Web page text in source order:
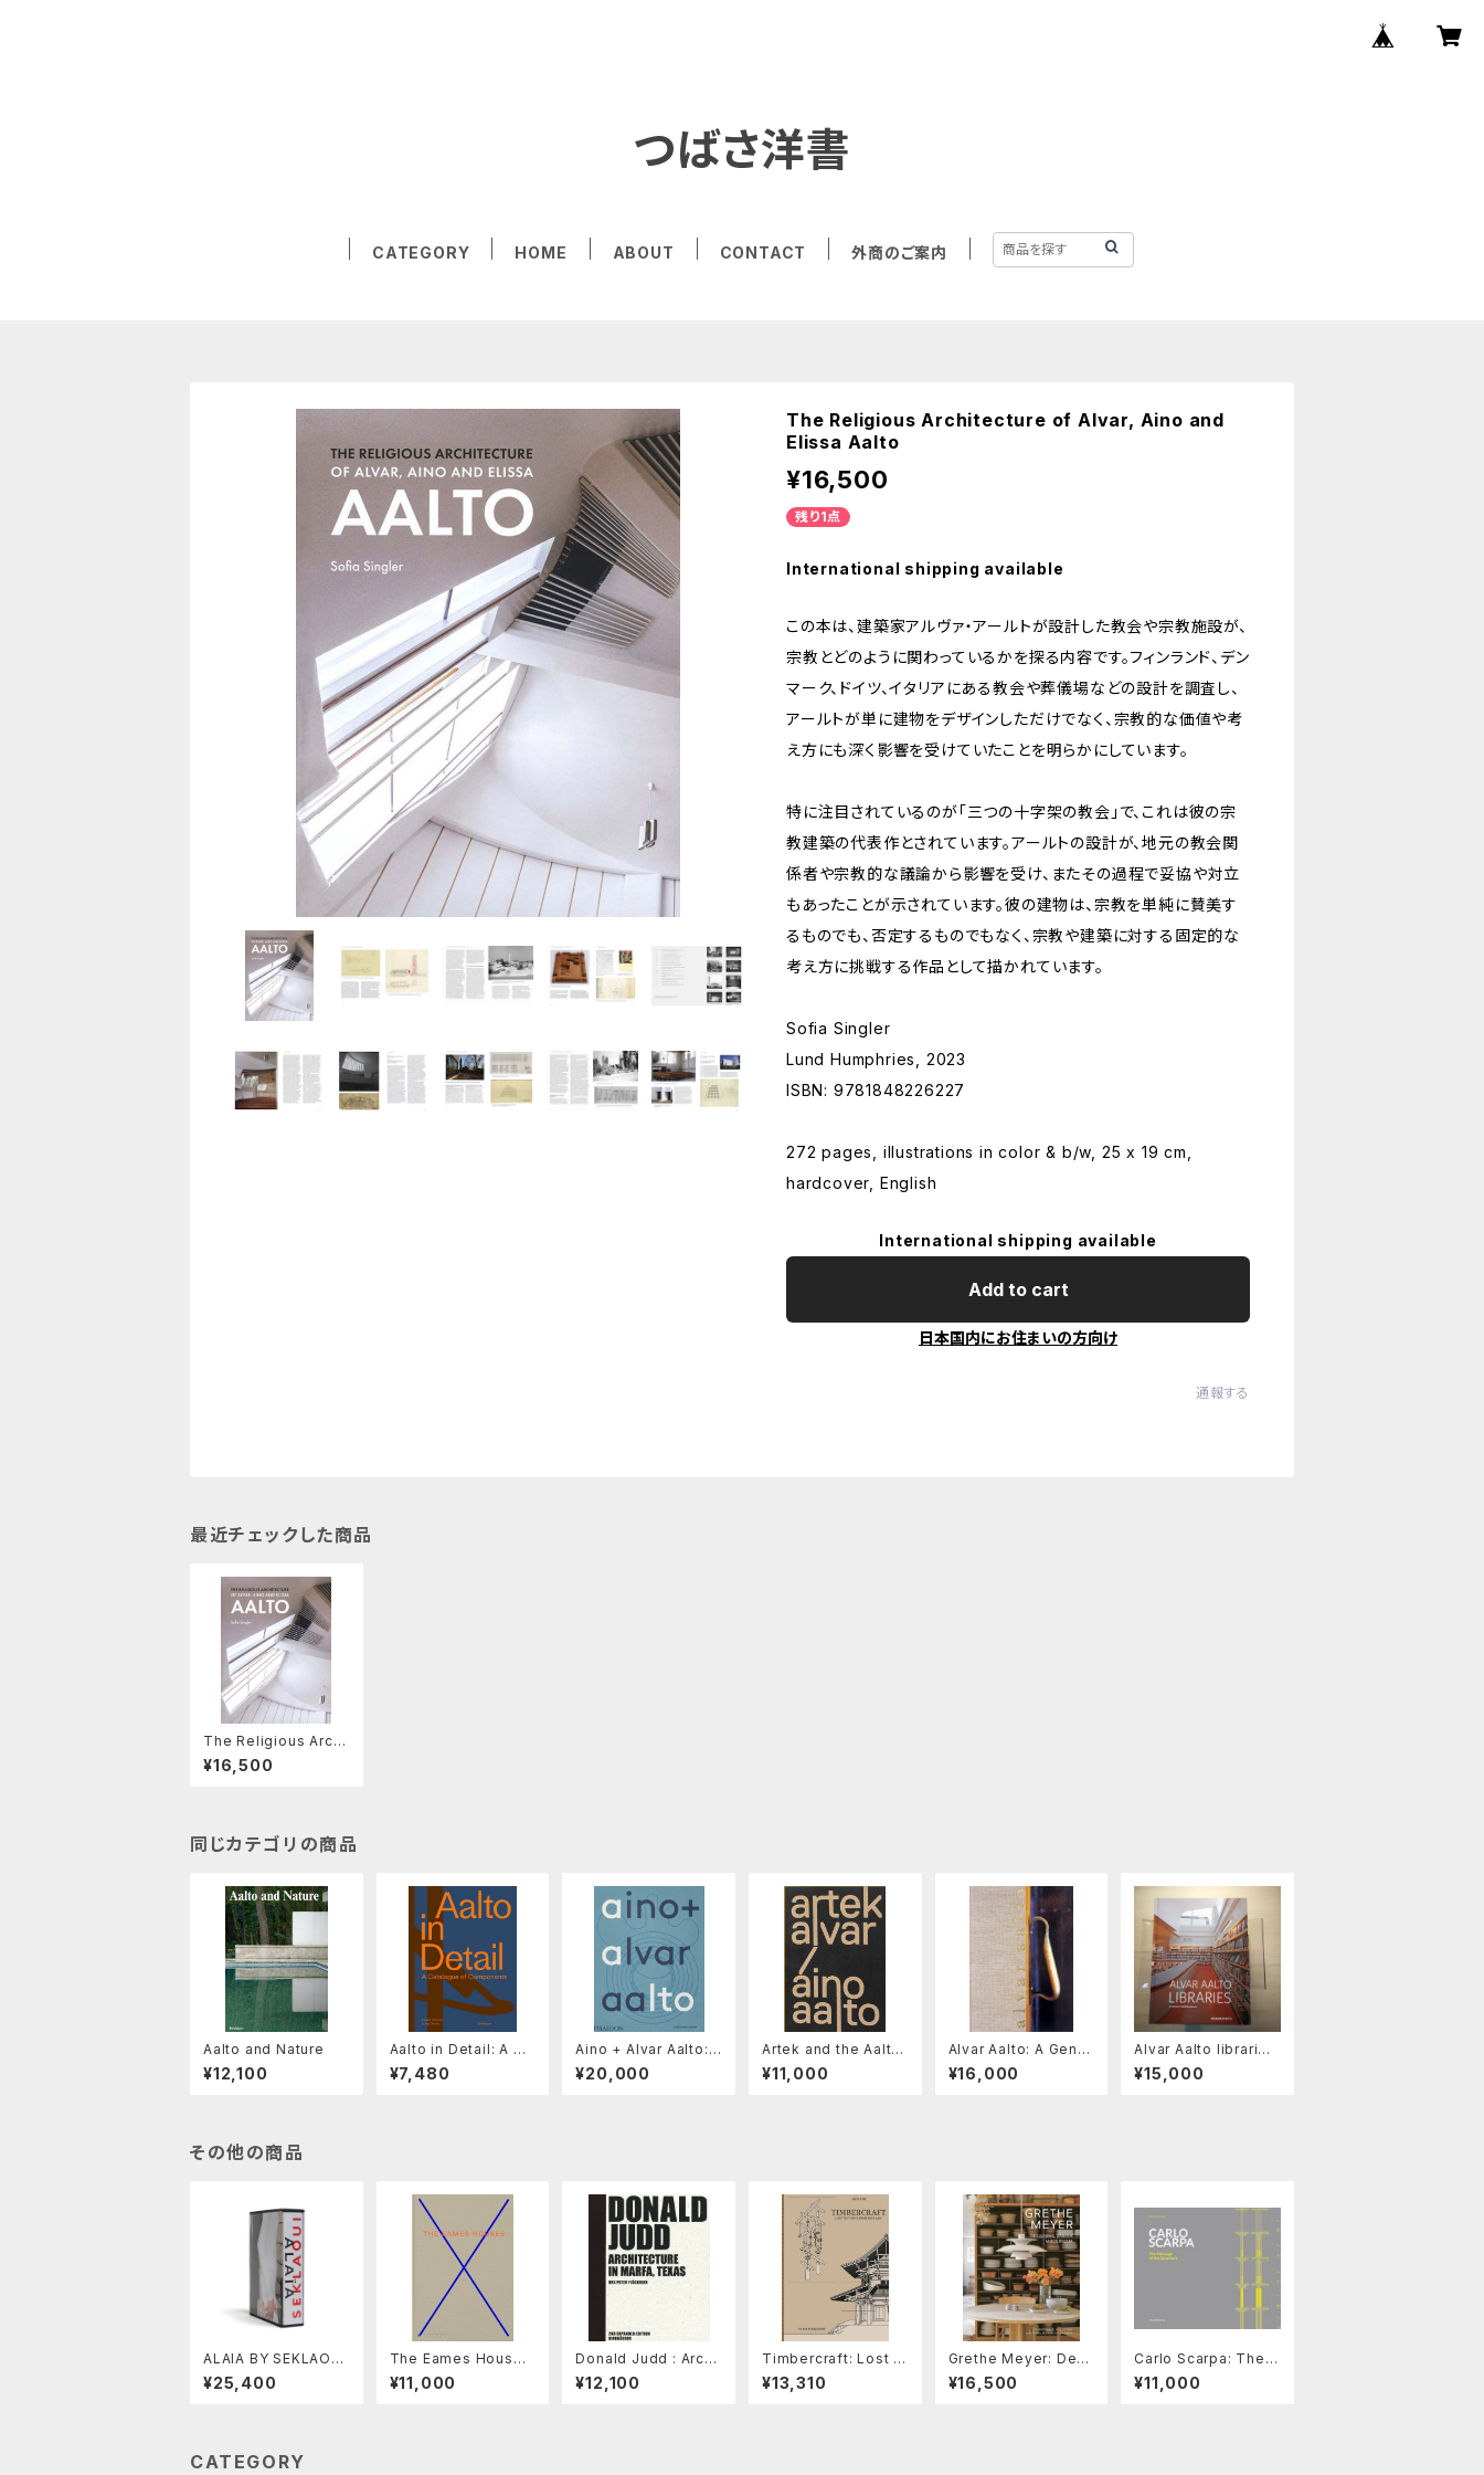
つばさ洋書
CATEGORY HOME ABOUT CONTACT 外商のご案内
The Religious Architecture of Alvar, Aino and
Elissa Aalto
¥16,500
残り1点
International shipping available
この本は、建築家アルヴァ・アールトが設計した教会や宗教施設が、
宗教とどのように関わっているかを探る内容です。フィンランド、デン
マーク、ドイツ、イタリアにある教会や葬儀場などの設計を調査し、
アールトが単に建物をデザインしただけでなく、宗教的な価値や考
え方にも深く影響を受けていたことを明らかにしています。
特に注目されているのが「三つの十字架の教会」で、これは彼の宗
教建築の代表作とされています。アールトの設計が、地元の教会関
係者や宗教的な議論から影響を受け、またその過程で妥協や対立
もあったことが示されています。彼の建物は、宗教を単純に賛美す
るものでも、否定するものでもなく、宗教や建築に対する固定的な
考え方に挑戦する作品として描かれています。
Sofia Singler
Lund Humphries, 2023
ISBN: 9781848226227
272 pages, illustrations in color & b/w, 25 x 19 cm,
hardcover, English
International shipping available
Add to cart
日本国内にお住まいの方向け
通報する
最近チェックした商品
The Religious Archi
tecture of Alvar, Ain
o and Elissa Aalto
¥16,500
同じカテゴリの商品
Aalto and Nature
¥12,100
Aalto in Detail: A Ca
talogue of Compon
ents
¥7,480
Aino + Alvar Aalto:
A Life Together
¥20,000
Artek and the Aalto
s Creating a Moder
n World
¥11,000
Alvar Aalto: A Gentl
er Structure for Life
¥16,000
Alvar Aalto libraries
アールトの図書館
¥15,000
その他の商品
ALAIA BY SEKLAOUI
by Anthony Seklaou
i¥25,400
The Eames Houses:
Charles and Ray Ea
mes Residential Arc
¥11,000
Donald Judd : Archi
tecture in Marfa, Te
xas
¥12,100
Timbercraft: Lost T
ectonics from East
Asia
¥13,310
Grethe Meyer: Desi
gning Danish Moder
nism
¥16,500
Carlo Scarpa: The
Message of the Str
ucture
¥11,000
CATEGORY